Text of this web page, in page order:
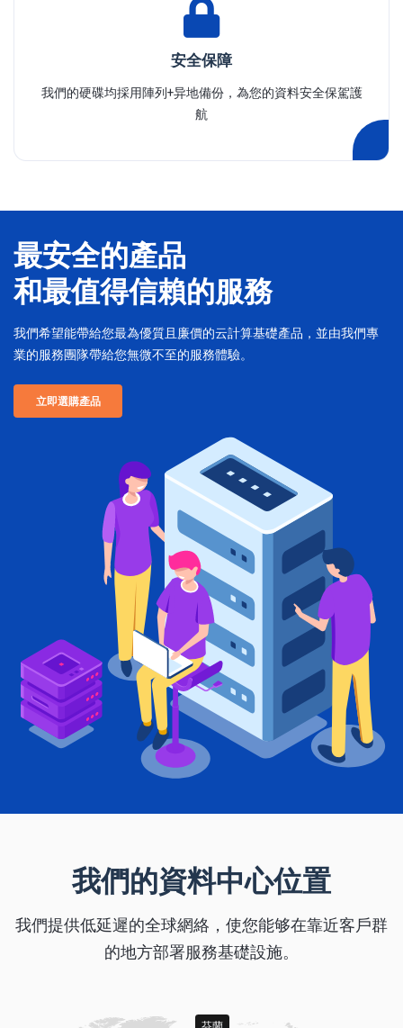
安全保障
我們的硬碟均採用陣列+异地備份，為您的資料安全保駕護
航
最安全的產品
和最值得信賴的服務
我們希望能帶給您最為優質且廉價的云計算基礎產品，並由我們專
業的服務團隊帶給您無微不至的服務體驗。
立即選購產品
我們的資料中心位置
我們提供低延遲的全球網絡，使您能够在靠近客戶群
的地方部署服務基礎設施。